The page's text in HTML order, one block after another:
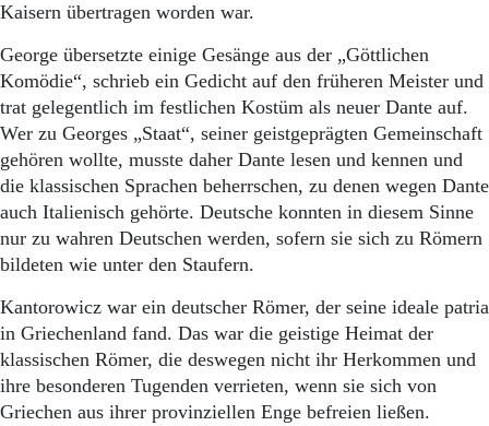
Kaisern übertragen worden war.
George übersetzte einige Gesänge aus der „Göttlichen
Komödie“, schrieb ein Gedicht auf den früheren Meister und
trat gelegentlich im festlichen Kostüm als neuer Dante auf.
Wer zu Georges „Staat“, seiner geistgeprägten Gemeinschaft
gehören wollte, musste daher Dante lesen und kennen und
die klassischen Sprachen beherrschen, zu denen wegen Dante
auch Italienisch gehörte. Deutsche konnten in diesem Sinne
nur zu wahren Deutschen werden, sofern sie sich zu Römern
bildeten wie unter den Staufern.
Kantorowicz war ein deutscher Römer, der seine ideale patria
in Griechenland fand. Das war die geistige Heimat der
klassischen Römer, die deswegen nicht ihr Herkommen und
ihre besonderen Tugenden verrieten, wenn sie sich von
Griechen aus ihrer provinziellen Enge befreien ließen.